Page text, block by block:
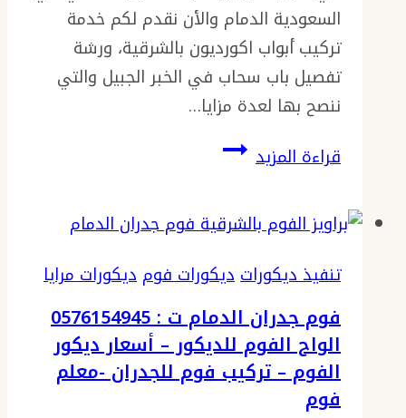
السعودية الدمام والأن نقدم لكم خدمة
تركيب أبواب اكورديون بالشرقية، ورشة
تفصيل باب سحاب في الخبر الجبيل والتي
ننصح بها لعدة مزايا…
قراءة المزيد أبواب
بالشرقية
0576154945
–
باب
سحب
الخبر
تنفيذ ديكوراتديكورات فوم ديكورات مرايا
فوم جدران الدمام ت : 0576154945
الواح الفوم للديكور – أسعار ديكور
الفوم – تركيب فوم للجدران -معلم
فوم